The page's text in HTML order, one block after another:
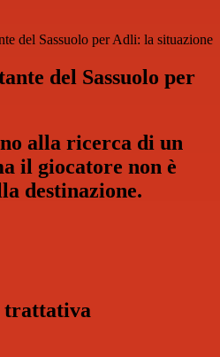
del Sassuolo per Adli: la situazione
del Sassuolo per
alla ricerca di un
il giocatore non è
destinazione.
trattativa